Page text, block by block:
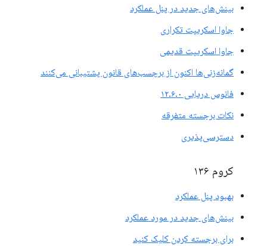
بینش‌های جدید در پنل عملکرد
جاوا اسکریپت تکراری
جاوا اسکریپت قدیمی
گمانه‌زنی‌ها اکنون از برچسب‌های قانون پشتیبانی می‌کنند
فانوس دریایی ۱۲.۶.۰
نکات برجسته متفرقه
دسترسی‌پذیری
کروم ۱۳۶
بهبود پنل عملکرد
بینش‌های جدید در مورد عملکرد
برای برجسته کردن کلیک کنید